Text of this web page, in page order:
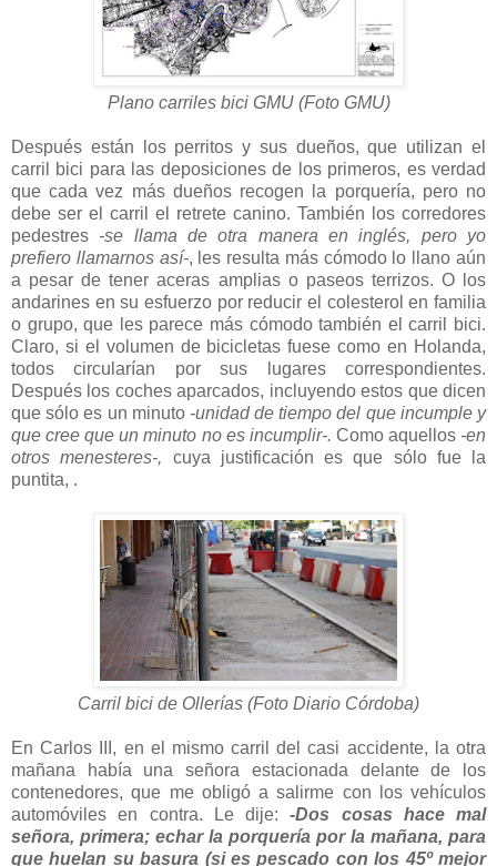
Plano carriles bici GMU (Foto GMU)
Después están los perritos y sus dueños, que utilizan el
carril bici para las deposiciones de los primeros, es verdad
que cada vez más dueños recogen la porquería, pero no
debe ser el carril el retrete canino. También los corredores
pedestres -se llama de otra manera en inglés, pero yo
prefiero llamarnos así-, les resulta más cómodo lo llano aún
a pesar de tener aceras amplias o paseos terrizos. O los
andarines en su esfuerzo por reducir el colesterol en familia
o grupo, que les parece más cómodo también el carril bici.
Claro, si el volumen de bicicletas fuese como en Holanda,
todos circularían por sus lugares correspondientes.
Después los coches aparcados, incluyendo estos que dicen
que sólo es un minuto -unidad de tiempo del que incumple y
que cree que un minuto no es incumplir-. Como aquellos -en
otros menesteres-, cuya justificación es que sólo fue la
puntita, .
Carril bici de Ollerías (Foto Diario Córdoba)
En Carlos III, en el mismo carril del casi accidente, la otra
mañana había una señora estacionada delante de los
contenedores, que me obligó a salirme con los vehículos
automóviles en contra. Le dije:-Dos cosas hace mal
señora, primera; echar la porquería por la mañana, para
que huelan su basura (si es pescado con los 45º mejor